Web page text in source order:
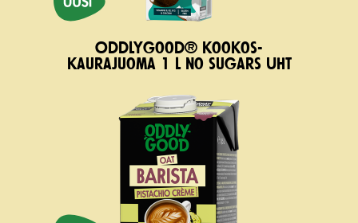
Oddlygood® kookos-
kau­rajuoma 1 l no sugars UHT